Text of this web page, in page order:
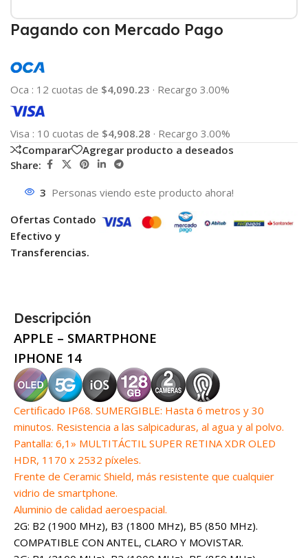
Pagando con Mercado Pago
Oca : 12 cuotas de $4,090.23 · Recargo 3.00%
Visa : 10 cuotas de $4,908.28 · Recargo 3.00%
Comparar
Agregar producto a deseados
Share:
3 Personas viendo este producto ahora!
Ofertas Contado
Efectivo y
Transferencias.
Descripción
APPLE – SMARTPHONE
IPHONE 14
Certificado IP68. SUMERGIBLE: Hasta 6 metros y 30
minutos. Resistencia a las salpicaduras, al agua y al polvo.
Pantalla: 6,1» MULTITÁCTIL SUPER RETINA XDR OLED
HDR, 1170 x 2532 píxeles.
Frente de Ceramic Shield, más resistente que cualquier
vidrio de smartphone.
Aluminio de calidad aeroespacial.
2G: B2 (1900 MHz), B3 (1800 MHz), B5 (850 MHz).
COMPATIBLE CON ANTEL, CLARO Y MOVISTAR.